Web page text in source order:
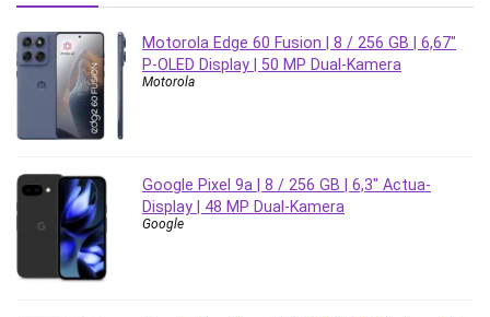
Motorola Edge 60 Fusion | 8 / 256 GB | 6,67″
P-OLED Display | 50 MP Dual-Kamera
Motorola
Google Pixel 9a | 8 / 256 GB | 6,3″ Actua-
Display | 48 MP Dual-Kamera
Google